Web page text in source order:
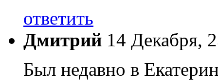
ответить
Дмитрий 14 Декабря,
Был недавно в